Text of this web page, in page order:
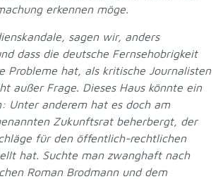
erkennen möge.
sagen wir, anders
dass die deutsche Fernsehobrigkeit
Probleme hat, als kritische Journalisten
außer Frage. Dieses Haus könnte ein
Unter anderem hat es doch am
Zukunftsrat beherbergt, der
für den öffentlich-rechtlichen
hat. Suchte man zwanghaft nach
Roman Brodmann und dem